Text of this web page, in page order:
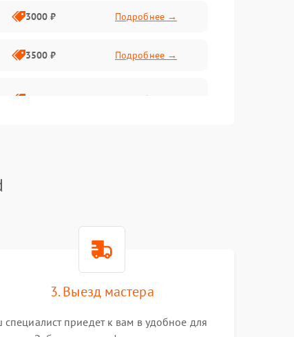
3000 ₽ Подробнее →
3500 ₽ Подробнее →
2800 ₽ Подробнее →
3. Выезд мастера
приедет к вам в удобное для